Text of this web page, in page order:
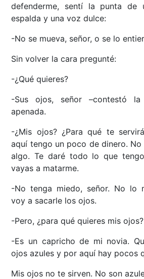
defenderme, sentí la punta de
espalda y una voz dulce:
-No se mueva, señor, o se lo
Sin volver la cara pregunté:
-¿Qué quieres?
-Sus ojos, señor –contestó
apenada.
-¿Mis ojos? ¿Para qué te
aquí tengo un poco de dinero.
algo. Te daré todo lo que
vayas a matarme.
-No tenga miedo, señor. No lo
voy a sacarle los ojos.
-Pero, ¿para qué quieres mis ojos?
-Es un capricho de mi novia.
ojos azules y por aquí hay pocos
Mis ojos no te sirven. No son